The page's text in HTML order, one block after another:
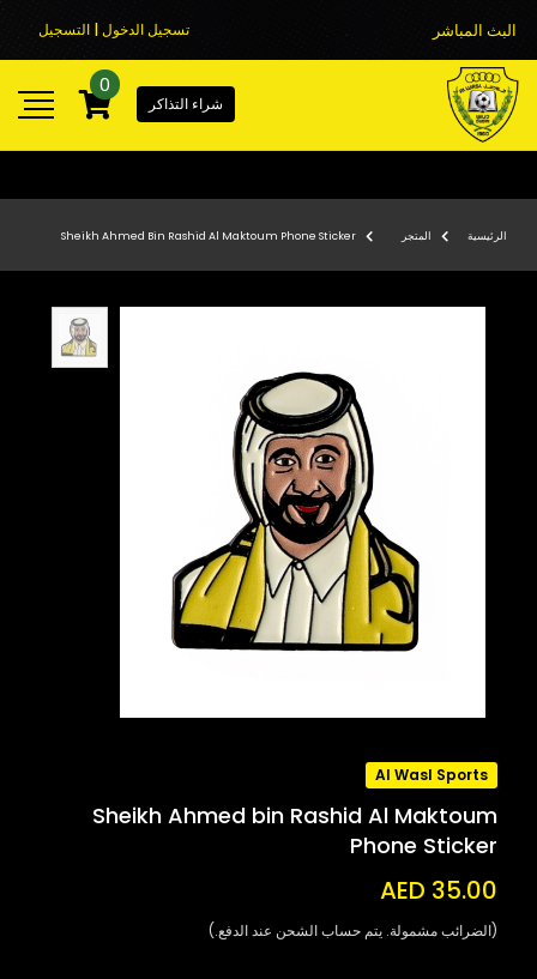
البث المباشر تسجيل الدخول | التسجيل
شراء التذاكر
0
الرئيسية المتجر Sheikh Ahmed Bin Rashid Al Maktoum Phone Sticker
Al Wasl Sports
Sheikh Ahmed bin Rashid Al Maktoum
Phone Sticker
AED 35.00
(الضرائب مشمولة. يتم حساب الشحن عند الدفع.)